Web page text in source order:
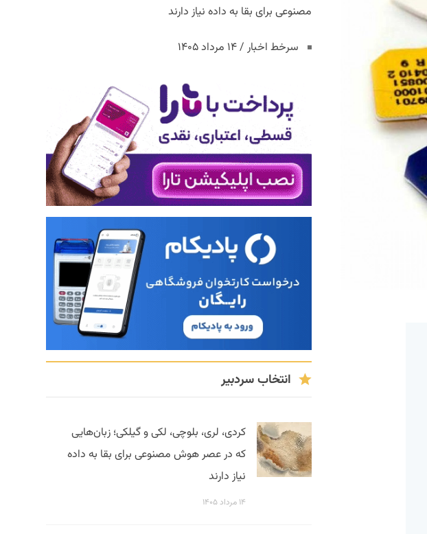
مصنوعی برای بقا به داده نیاز دارند
سرخط اخبار / ۱۴ مرداد ۱۴۰۵
انتخاب سردبیر
کردی، لری، بلوچی، لکی و گیلکی؛ زبان‌هایی
که در عصر هوش مصنوعی برای بقا به داده
نیاز دارند
۱۴ مرداد ۱۴۰۵